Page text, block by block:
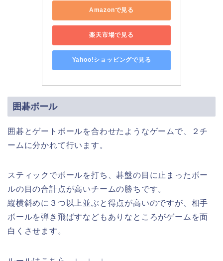
Amazonで見る
楽天市場で見る
Yahoo!ショッピングで見る
囲碁ボール
囲碁とゲートボールを合わせたようなゲームで、２チ
ームに分かれて行います。
スティックでボールを打ち、碁盤の目に止まったボー
ルの目の合計点が高いチームの勝ちです。
縦横斜めに３つ以上並ぶと得点が高いのですが、相手
ボールを弾き飛ばすなどもありなところがゲームを面
白くさせます。